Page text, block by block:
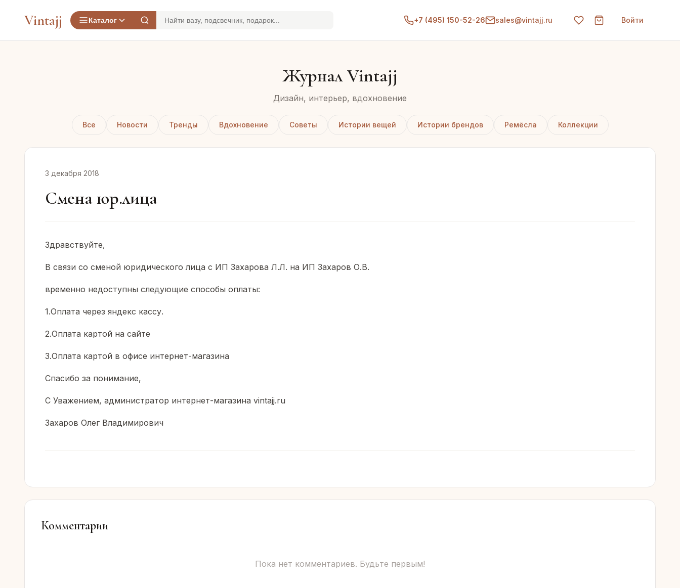
Vintajj Каталог +7 (495) 150-52-26 sales@vintajj.ru Войти
Журнал Vintajj
Дизайн, интерьер, вдохновение
Все Новости Тренды Вдохновение Советы Истории вещей Истории брендов Ремёсла Коллекции
3 декабря 2018
Смена юр.лица
Здравствуйте,
В связи со сменой юридического лица с ИП Захарова Л.Л. на ИП Захаров О.В.
временно недоступны следующие способы оплаты:
1.Оплата через яндекс кассу.
2.Оплата картой на сайте
3.Оплата картой в офисе интернет-магазина
Спасибо за понимание,
С Уважением, администратор интернет-магазина vintajj.ru
Захаров Олег Владимирович
Комментарии
Пока нет комментариев. Будьте первым!